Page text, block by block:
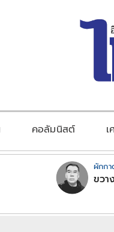
คอลัมนิสต์
ผักก
ขวา